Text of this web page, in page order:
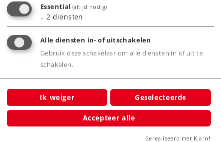
Productinfo
Bijbehorende producten
Essential (altijd nodig)
↓ 2 diensten
Alle diensten in- of uitschakelen
Gebruik deze schakelaar om alle diensten in of uit te
schakelen.
Ik weiger Geselecteerde
Accepteer alle
Gerealiseerd met Klaro!